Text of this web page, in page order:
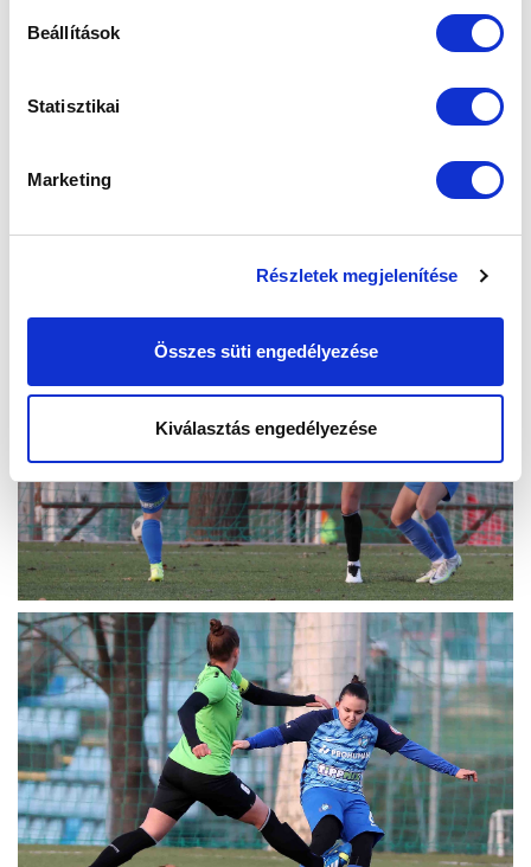
Beállítások
Statisztikai
Marketing
Részletek megjelenítése
Összes süti engedélyezése
Kiválasztás engedélyezése